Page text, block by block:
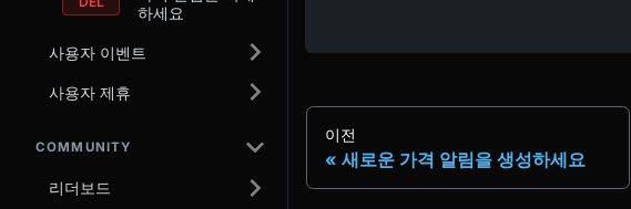
하세요
사용자 이벤트
사용자 제휴
COMMUNITY
리더보드
이전
새로운 가격 알림을 생성하세요